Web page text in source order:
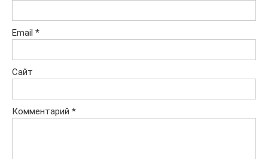
Email *
Сайт
Комментарий *